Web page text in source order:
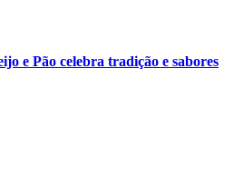
e Pão celebra tradição e sabores